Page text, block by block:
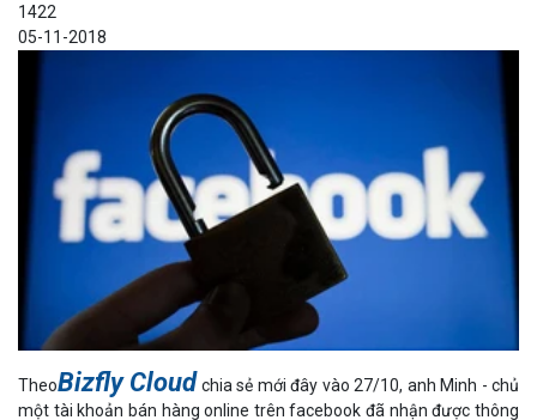
1422
05-11-2018
Bizfly Cloudchia sẻ mới đây vào 27/10, anh Minh - chủ
một tài khoản bán hàng online trên facebook đã nhận được thông
báo tài khoản bị hack, tài khoản này hiện đang quản lý Fanpage
bán vé máy bay ước tính có giá trị tới 10 tỷ đồng.